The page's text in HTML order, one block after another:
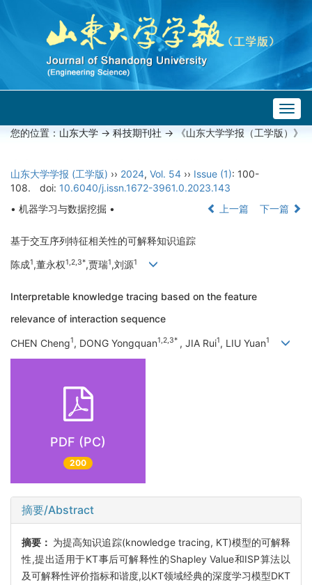
您的位置： 山东大学 -> 科技期刊社 -> 《山东大学学报（工学版）》
山东大学学报 (工学版) ›› 2024, Vol. 54 ›› Issue (1): 100-
108.
doi: 10.6040/j.issn.1672-3961.0.2023.143
• 机器学习与数据挖掘 •
上一篇 下一篇
基于交互序列特征相关性的可解释知识追踪
陈成1,董永权1,2,3*,贾瑞1,刘源1
Interpretable knowledge tracing based on the feature
relevance of interaction sequence
CHEN Cheng1, DONG Yongquan1,2,3* , JIA Rui1, LIU Yuan1
PDF (PC)
200
摘要/Abstract
摘要： 为提高知识追踪(knowledge tracing, KT)模型的可解释
性,提出适用于KT事后可解释性的Shapley Value和ISP算法以
及可解释性评价指标和谐度,以KT领域经典的深度学习模型DKT